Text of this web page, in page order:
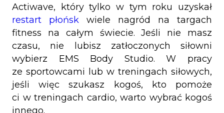
Actiwave, który tylko w tym roku uzyskał
restart płońsk wiele nagród na targach
fitness na całym świecie. Jeśli nie masz
czasu, nie lubisz zatłoczonych siłowni
wybierz EMS Body Studio. W pracy
ze sportowcami lub w treningach siłowych,
jeśli więc szukasz kogoś, kto pomoże
ci w treningach cardio, warto wybrać kogoś
innego.